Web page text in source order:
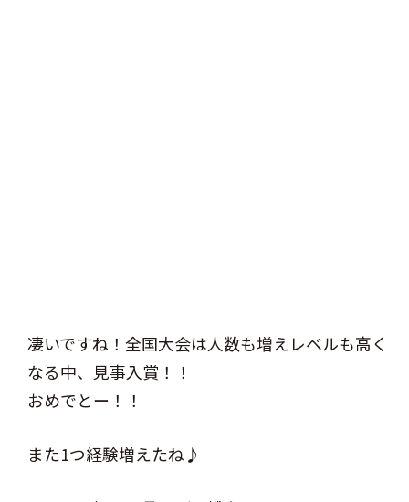
凄いですね！全国大会は人数も増えレベルも高く
なる中、見事入賞！！
おめでとー！！
また1つ経験増えたね♪